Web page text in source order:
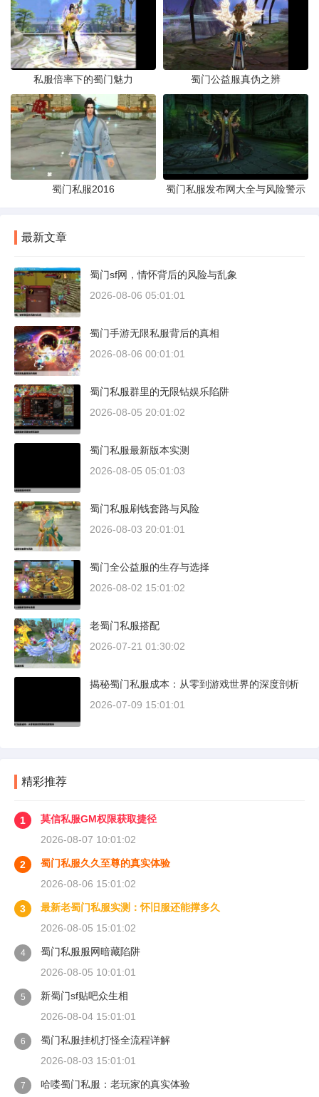
私服倍率下的蜀门魅力 蜀门公益服真伪之辨
蜀门私服2016 蜀门私服发布网大全与风险警示
最新文章
蜀门sf网，情怀背后的风险与乱象
2026-08-06 05:01:01
蜀门手游无限私服背后的真相
2026-08-06 00:01:01
蜀门私服群里的无限钻娱乐陷阱
2026-08-05 20:01:02
蜀门私服最新版本实测
2026-08-05 05:01:03
蜀门私服刷钱套路与风险
2026-08-03 20:01:01
蜀门全公益服的生存与选择
2026-08-02 15:01:02
老蜀门私服搭配
2026-07-21 01:30:02
揭秘蜀门私服成本：从零到游戏世界的深度剖析
2026-07-09 15:01:01
精彩推荐
1
莫信私服GM权限获取捷径
2026-08-07 10:01:02
2
蜀门私服久久至尊的真实体验
2026-08-06 15:01:02
3
最新老蜀门私服实测：怀旧服还能撑多久
2026-08-05 15:01:02
4
蜀门私服服网暗藏陷阱
2026-08-05 10:01:01
5
新蜀门sf贴吧众生相
2026-08-04 15:01:01
6
蜀门私服挂机打怪全流程详解
2026-08-03 15:01:01
7 哈喽蜀门私服：老玩家的真实体验